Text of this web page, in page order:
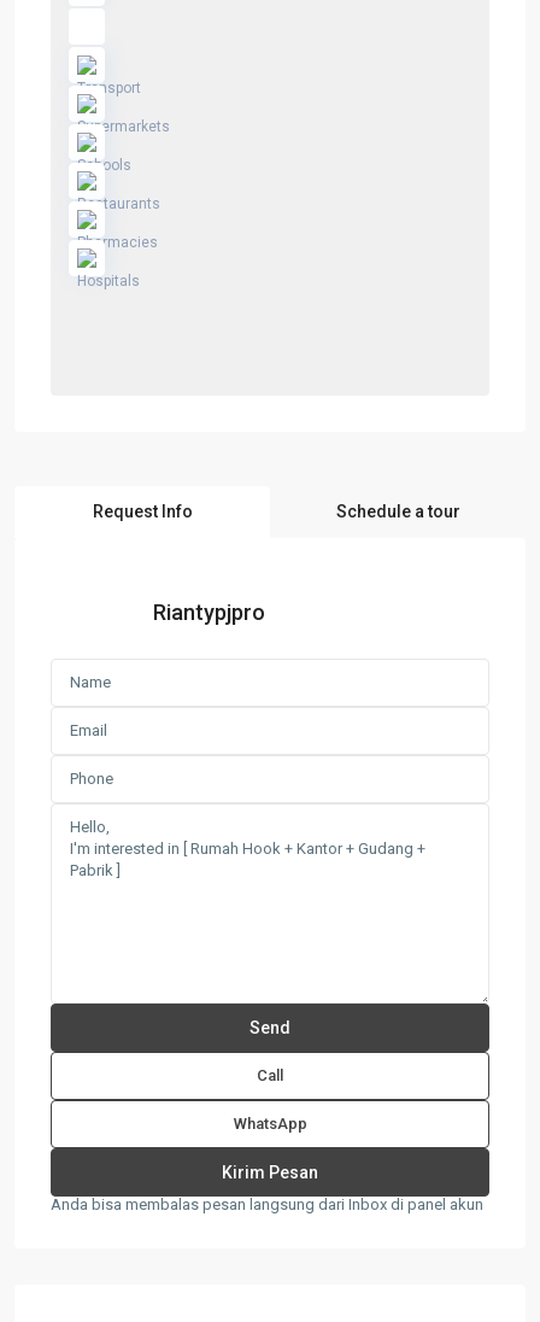
Request Info Schedule a tour
Riantypjpro
Call
WhatsApp
Anda bisa membalas pesan langsung dari Inbox di panel akun